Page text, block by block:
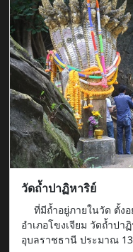
วัดถ้ำปาฏิหาริย์
อำเภอโขงเจียม วัดถ้ำปา
อุบลราชธานี ประมาณ